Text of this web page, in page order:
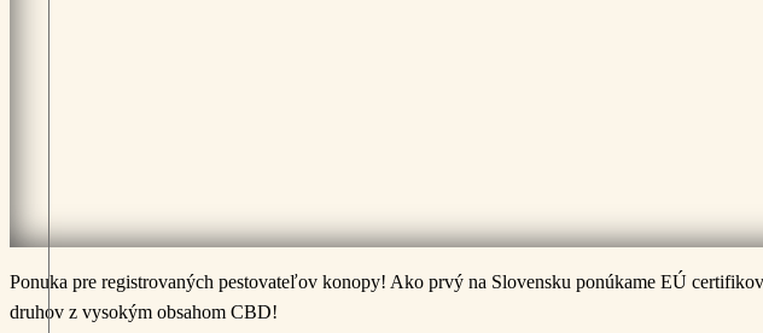
Ponuka pre registrovaných pestovateľov konopy! Ako prvý na Slovensku ponúkame EÚ
druhov z vysokým obsahom CBD!